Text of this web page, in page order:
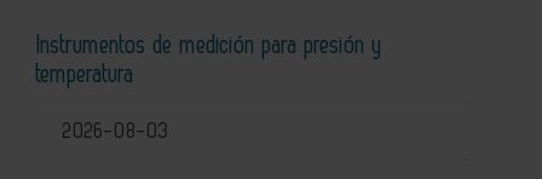
Instrumentos de medición para presión y
temperatura
2026-08-03